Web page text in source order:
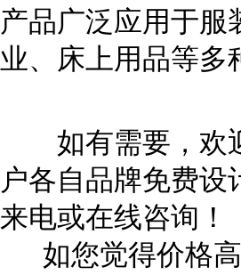
产品广泛应用于服
业、床上用品等多
如有需要，欢迎
户各自品牌免费
来电或在线咨询！
如您觉得价格高